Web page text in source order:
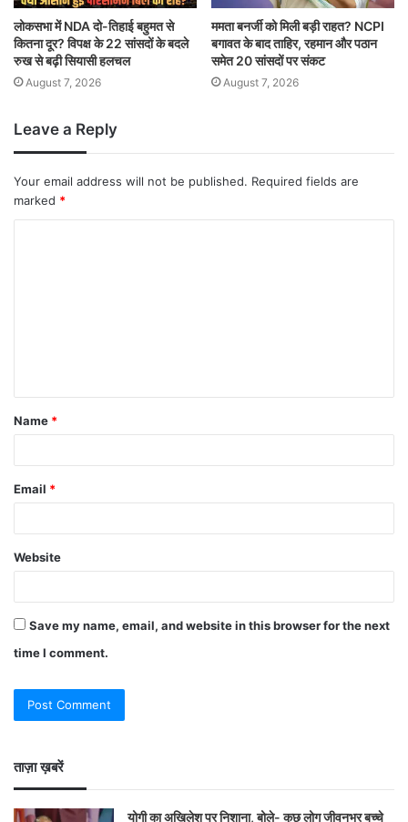
लोकसभा में NDA दो-तिहाई बहुमत से
कितना दूर? विपक्ष के 22 सांसदों के बदले
रुख से बढ़ी सियासी हलचल
August 7, 2026
ममता बनर्जी को मिली बड़ी राहत? NCPI
बगावत के बाद ताहिर, रहमान और पठान
समेत 20 सांसदों पर संकट
August 7, 2026
Leave a Reply
Your email address will not be published. Required fields are
marked *
Name *
Email *
Website
Save my name, email, and website in this browser for the next
time I comment.
ताज़ा ख़बरें
योगी का अखिलेश पर निशाना, बोले- कुछ लोग जीवनभर बच्चे